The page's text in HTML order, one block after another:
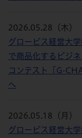
2026.05.28（木）
グロービス経営大
で商品化するビジ
コンテスト「G-
へ
2026.05.18（月）
グロービス経営大